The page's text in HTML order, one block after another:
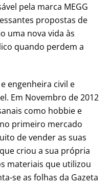
pela marca MEGG
propostas de
uma nova vida às
quando perdem a
engenheira civil e
Em Novembro de 2012
como hobbie e
primeiro mercado
de vender as suas
criou a sua própria
materiais que utilizou
se as folhas da Gazeta